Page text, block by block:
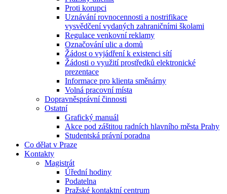
Proti korupci
Uznávání rovnocennosti a nostrifikace
vysvědčení vydaných zahraničními školami
Regulace venkovní reklamy
Označování ulic a domů
Žádost o vyjádření k existenci sítí
Žádosti o využití prostředků elektronické
prezentace
Informace pro klienta směnárny
Volná pracovní místa
Dopravněsprávní činnosti
Ostatní
Grafický manuál
Akce pod záštitou radních hlavního města Prahy
Studentská právní poradna
Co dělat v Praze
Kontakty
Magistrát
Úřední hodiny
Podatelna
Pražské kontaktní centrum